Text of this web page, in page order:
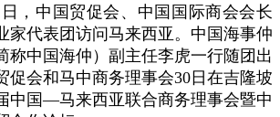
，中国贸促会、中国国际商会会长
家代表团访问马来西亚。中国海事仲
称中国海仲）副主任李虎一行随团出
促会和马中商务理事会30日在吉隆坡
中国—马来西亚联合商务理事会暨中